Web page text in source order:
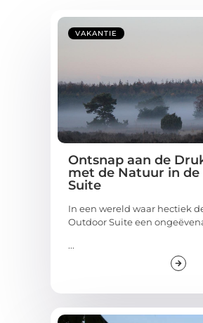
VAKANTIE
Ontsnap aan de
met de Natuur in
Suite
In een wereld waar hectiek
Outdoor Suite een
...